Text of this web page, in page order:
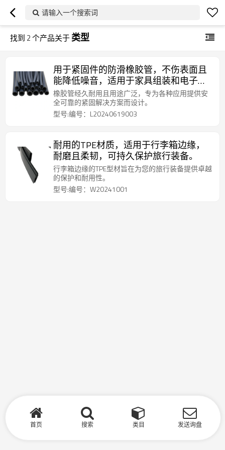
请输入一个搜索词
找到 2个产品关于类型
用于紧固件的防滑橡胶管，不伤表面且
能降低噪音，适用于家具组装和电子产
品安装项目。
橡胶管经久耐用且用途广泛，专为各种应用提供安
全可靠的紧固解决方案而设计。
型号:编号：L20240619003
耐用的TPE材质，适用于行李箱边缘，
耐磨且柔韧，可持久保护旅行装备。
行李箱边缘的TPE型材旨在为您的旅行装备提供卓越
的保护和耐用性。
型号:编号：W20241001
首页 搜索 类目 发送询盘